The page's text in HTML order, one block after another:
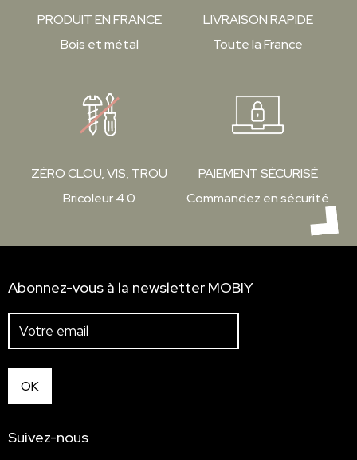
PRODUIT EN FRANCE
Bois et métal
LIVRAISON RAPIDE
Toute la France
ZÉRO CLOU, VIS, TROU
Bricoleur 4.0
PAIEMENT SÉCURISÉ
Commandez en sécurité
Abonnez-vous à la newsletter MOBIY
Suivez-nous